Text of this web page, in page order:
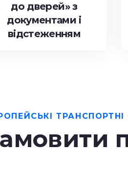
до дверей» з
документами і
відстеженням